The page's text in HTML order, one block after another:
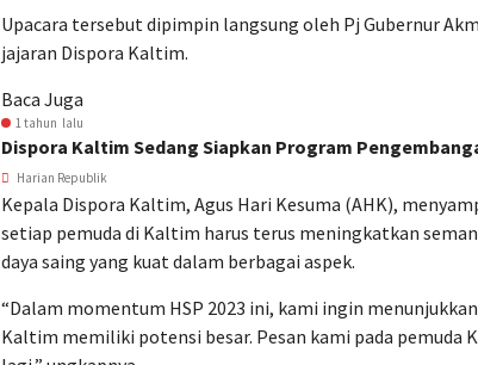
Upacara tersebut dipimpin langsung oleh Pj Gubernur
jajaran Dispora Kaltim.
Baca Juga
1 tahun lalu
Dispora Kaltim Sedang Siapkan Program
Harian Republik
Kepala Dispora Kaltim, Agus Hari Kesuma (AHK),
setiap pemuda di Kaltim harus terus meningkatkan
daya saing yang kuat dalam berbagai aspek.
“Dalam momentum HSP 2023 ini, kami ingin
Kaltim memiliki potensi besar. Pesan kami pada pemuda